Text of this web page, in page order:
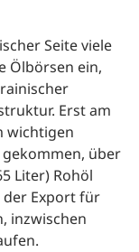
Seite viele
Ölbörsen ein,
Erst am
wichtigen
über
Liter) Rohöl
der Export für
inzwischen